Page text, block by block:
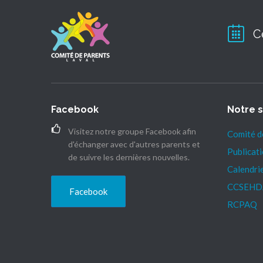
Facebook
Visitez notre groupe Facebook afin
d'échanger avec d'autres parents et
de suivre les dernières nouvelles.
Facebook
Notre
Comité
RCPAQ